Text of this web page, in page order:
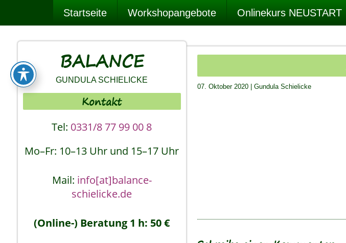
Startseite Workshopangebote Onlinekurs NEUSTART
BALANCE
GUNDULA SCHIELICKE
Kontakt
Tel: 0331/8 77 99 00 8
Mo–Fr: 10–13 Uhr und 15–17 Uhr
Mail: info[at]balance-
schielicke.de
(Online-) Beratung 1 h: 50 €
07. Oktober 2020| Gundula Schielicke